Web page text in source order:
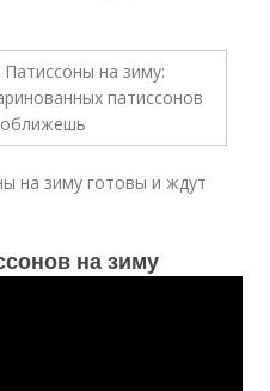
на зиму готовы и ждут
на зиму